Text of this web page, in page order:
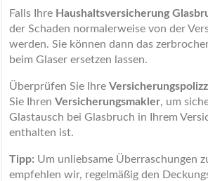
Falls Ihre Haushaltsversicherung
der Schaden normalerweise von der
werden. Sie können dann das
beim Glaser ersetzen lassen.
Überprüfen Sie Ihre
Sie Ihren Versicherungsmakler, um
Glastausch bei Glasbruch in Ihrem
enthalten ist.
Tipp: Um unliebsame Überraschungen
empfehlen wir, regelmäßig den